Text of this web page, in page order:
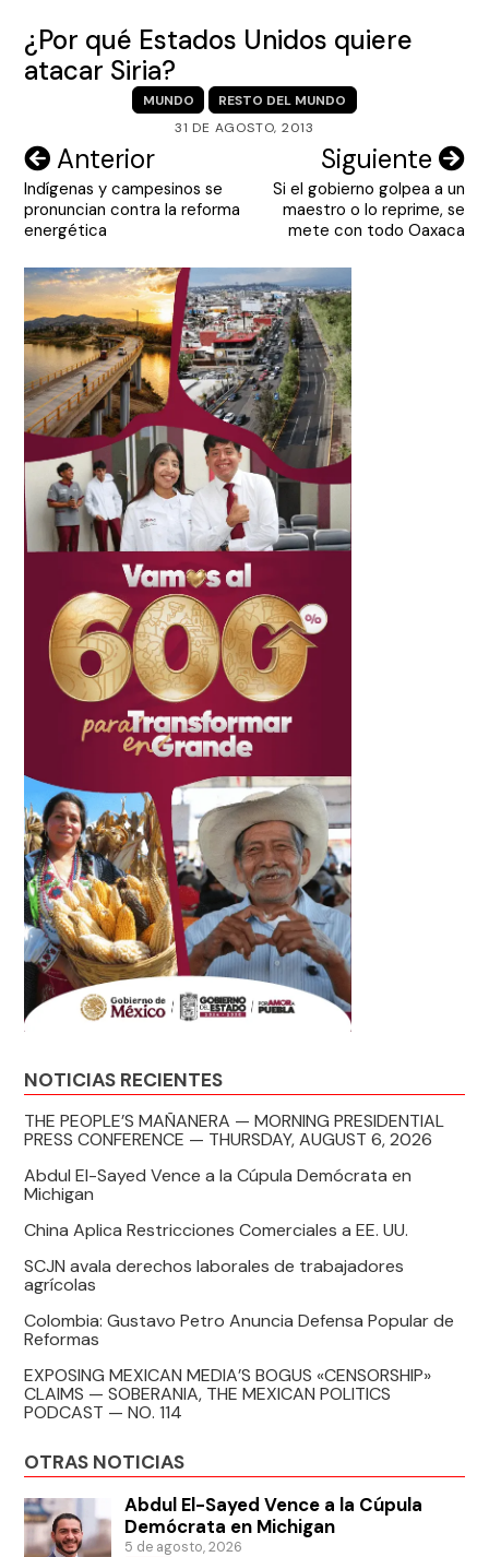
¿Por qué Estados Unidos quiere
atacar Siria?
MUNDO
RESTO DEL MUNDO
31 DE AGOSTO, 2013
Navegación
de
entradas
Anterior
Indígenas y campesinos se
pronuncian contra la reforma
energética
Siguiente
Si el gobierno golpea a un
maestro o lo reprime, se
mete con todo Oaxaca
NOTICIAS RECIENTES
THE PEOPLE’S MAÑANERA — MORNING PRESIDENTIAL
PRESS CONFERENCE — THURSDAY, AUGUST 6, 2026
Abdul El-Sayed Vence a la Cúpula Demócrata en
Michigan
China Aplica Restricciones Comerciales a EE. UU.
SCJN avala derechos laborales de trabajadores
agrícolas
Colombia: Gustavo Petro Anuncia Defensa Popular de
Reformas
EXPOSING MEXICAN MEDIA’S BOGUS «CENSORSHIP»
CLAIMS — SOBERANIA, THE MEXICAN POLITICS
PODCAST — NO. 114
OTRAS NOTICIAS
Abdul El-Sayed Vence a la Cúpula
Demócrata en Michigan
5 de agosto, 2026